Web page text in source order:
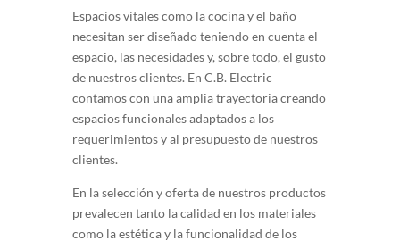
Espacios vitales como la cocina y el baño
necesitan ser diseñado teniendo en cuenta el
espacio, las necesidades y, sobre todo, el gusto
de nuestros clientes. En C.B. Electric
contamos con una amplia trayectoria creando
espacios funcionales adaptados a los
requerimientos y al presupuesto de nuestros
clientes.
En la selección y oferta de nuestros productos
prevalecen tanto la calidad en los materiales
como la estética y la funcionalidad de los